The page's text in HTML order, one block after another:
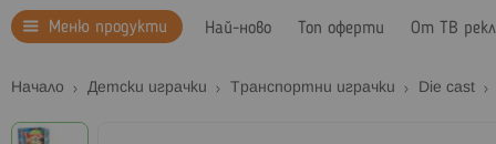
Меню продукти Най-ново Топ оферти От ТВ
Начало Детски играчки Транспортни играчки Die cast
Преминете